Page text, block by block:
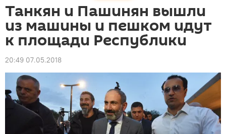
Танкян и Пашинян вышли
из машины и пешком идут
к площади Республики
20:49 07.05.2018